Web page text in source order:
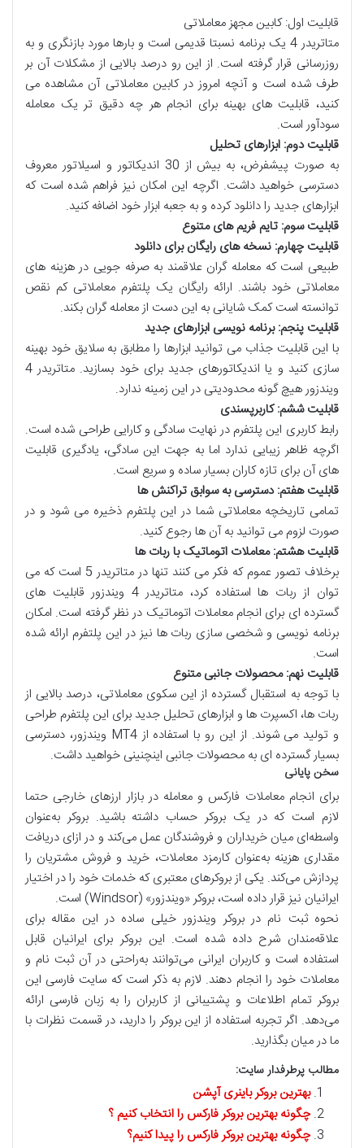
قابلیت اول: کابین مجهز معاملاتی
متاتریدر 4 یک برنامه نسبتا قدیمی است و بارها مورد بازنگری و به
روزرسانی قرار گرفته است. از این رو درصد بالایی از مشکلات آن بر
طرف شده است و آنچه امروز در کابین معاملاتی آن مشاهده می
کنید، قابلیت های بهینه برای انجام هر چه دقیق تر یک معامله
سودآور است.
قابلیت دوم: ابزارهای تحلیل
به صورت پیشفرض، به بیش از 30 اندیکاتور و اسیلاتور معروف
دسترسی خواهید داشت. اگرچه این امکان نیز فراهم شده است که
ابزارهای جدید را دانلود کرده و به جعبه ابزار خود اضافه کنید.
قابلیت سوم: تایم فریم های متنوع
قابلیت چهارم: نسخه های رایگان برای دانلود
طبیعی است که معامله گران علاقمند به صرفه جویی در هزینه های
معاملاتی خود باشند. ارائه رایگان یک پلتفرم معاملاتی کم نقص
توانسته است کمک شایانی به این دست از معامله گران بکند.
قابلیت پنجم: برنامه نویسی ابزارهای جدید
با این قابلیت جذاب می توانید ابزارها را مطابق به سلایق خود بهینه
سازی کنید و یا اندیکاتورهای جدید برای خود بسازید. متاتریدر 4
ویندزور هیچ گونه محدودیتی در این زمینه ندارد.
قابلیت ششم: کاربرپسندی
رابط کاربری این پلتفرم در نهایت سادگی و کارایی طراحی شده است.
اگرچه ظاهر زیبایی ندارد اما به جهت این سادگی، یادگیری قابلیت
های آن برای تازه کاران بسیار ساده و سریع است.
قابلیت هفتم: دسترسی به سوابق تراکنش ها
تمامی تاریخچه معاملاتی شما در این پلتفرم ذخیره می شود و در
صورت لزوم می توانید به آن ها رجوع کنید.
قابلیت هشتم: معاملات اتوماتیک با ربات ها
برخلاف تصور عموم که فکر می کنند تنها در متاتریدر 5 است که می
توان از ربات ها استفاده کرد، متاتریدر 4 ویندزور قابلیت های
گسترده ای برای انجام معاملات اتوماتیک در نظر گرفته است. امکان
برنامه نویسی و شخصی سازی ربات ها نیز در این پلتفرم ارائه شده
است.
قابلیت نهم: محصولات جانبی متنوع
با توجه به استقبال گسترده از این سکوی معاملاتی، درصد بالایی از
ربات ها، اکسپرت ها و ابزارهای تحلیل جدید برای این پلتفرم طراحی
و تولید می شوند. از این رو با استفاده از MT4 ویندزور، دسترسی
بسیار گسترده ای به محصولات جانبی اینچنینی خواهید داشت.
سخن پایانی
برای انجام معاملات فارکس و معامله در بازار ارزهای خارجی حتما
لازم است که در یک بروکر حساب داشته باشید. بروکر به‌عنوان
واسطه‌ای میان خریداران و فروشندگان عمل می‌کند و در ازای دریافت
مقداری هزینه به‌عنوان کارمزد معاملات، خرید و فروش مشتریان را
پردازش می‌کند. یکی از بروکرهای معتبری که خدمات خود را در اختیار
ایرانیان نیز قرار داده است، بروکر «ویندزور» (Windsor) است.
نحوه ثبت نام در بروکر ویندزور خیلی ساده در این مقاله برای
علاقه‌مندان شرح داده شده است. این بروکر برای ایرانیان قابل
استفاده است و کاربران ایرانی می‌توانند به‌راحتی در آن ثبت نام و
معاملات خود را انجام دهند. لازم به ذکر است که سایت فارسی این
بروکر تمام اطلاعات و پشتیبانی از کاربران را به زبان فارسی ارائه
می‌دهد. اگر تجربه استفاده از این بروکر را دارید، در قسمت نظرات با
ما در میان بگذارید.
مطالب پرطرفدار سایت:
بهترین بروکر باینری آپشن
چگونه بهترین بروکر فارکس را انتخاب کنیم ؟
چگونه بهترین بروکر فارکس را پیدا کنیم؟